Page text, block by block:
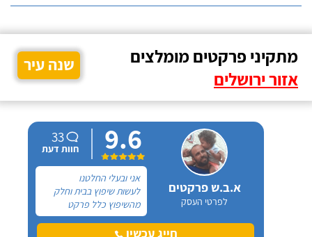
מתקיני פרקטים מומלצים
אזור ירושלים
שנה עיר
א.ב.ש פרקטים
לפרטי העסק
9.6
33
חוות דעת
אני ובעלי החלטנו
לעשות שיפוץ בבית וחלק
מהשיפוץ כלל פרקט
למינציה שיותקן מעל
הריצוף (הישן) הקיים. קנינוחייג עכשיו